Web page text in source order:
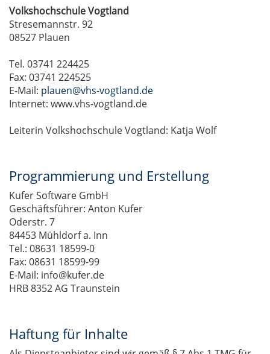
Volkshochschule Vogtland
Stresemannstr. 92
08527 Plauen
Tel. 03741 224425
Fax: 03741 224525
E-Mail: plauen@vhs-vogtland.de
Internet: www.vhs-vogtland.de
Leiterin Volkshochschule Vogtland: Katja Wolf
Programmierung und Erstellung
Kufer Software GmbH
Geschäftsführer: Anton Kufer
Oderstr. 7
84453 Mühldorf a. Inn
Tel.: 08631 18599-0
Fax: 08631 18599-99
E-Mail: info@kufer.de
HRB 8352 AG Traunstein
Haftung für Inhalte